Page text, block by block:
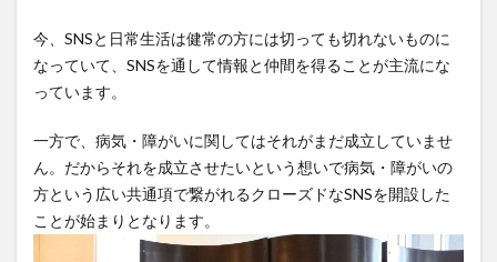
サー
ビス
の拡
「ト
レー
ドオ
フ」
今、SNSと日常生活は健常の方には切っても切れないものに
なっていて、SNSを通して情報と仲間を得ることが主流にな
っています。
一方で、病気・障がいに関してはそれがまだ成立していませ
ん。だからそれを成立させたいという想いで病気・障がいの
方という広い共通項で繋がれるクローズドなSNSを開設した
ことが始まりとなります。